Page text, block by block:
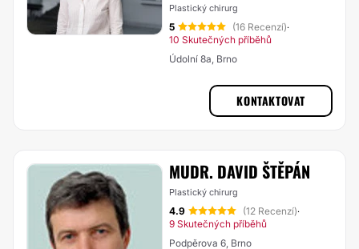
Plastický chirurg
5 (16 Recenzí)·
10 Skutečných příběhů
Údolní 8a, Brno
KONTAKTOVAT
MUDR. DAVID ŠTĚPÁN
Plastický chirurg
4.9 (12 Recenzí)·
9 Skutečných příběhů
Podpěrova 6, Brno